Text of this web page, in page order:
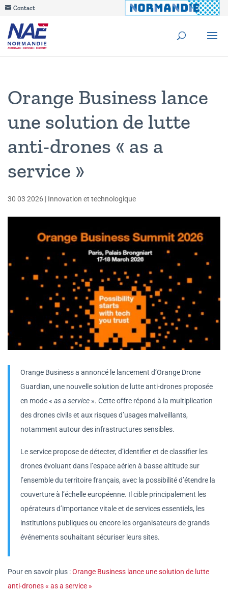
Contact
Orange Business lance
une solution de lutte
anti-drones « as a
service »
30 03 2026 | Innovation et technologique
Orange Business a annoncé le lancement d’Orange Drone
Guardian, une nouvelle solution de lutte anti-drones proposée
en mode « as a service ». Cette offre répond à la multiplication
des drones civils et aux risques d’usages malveillants,
notamment autour des infrastructures sensibles.
Le service propose de détecter, d’identifier et de classifier les
drones évoluant dans l’espace aérien à basse altitude sur
l’ensemble du territoire français, avec la possibilité d’étendre la
couverture à l’échelle européenne. Il cible principalement les
opérateurs d’importance vitale et de services essentiels, les
institutions publiques ou encore les organisateurs de grands
événements souhaitant sécuriser leurs sites.
Pour en savoir plus :Orange Business lance une solution de lutte
anti-drones « as a service »